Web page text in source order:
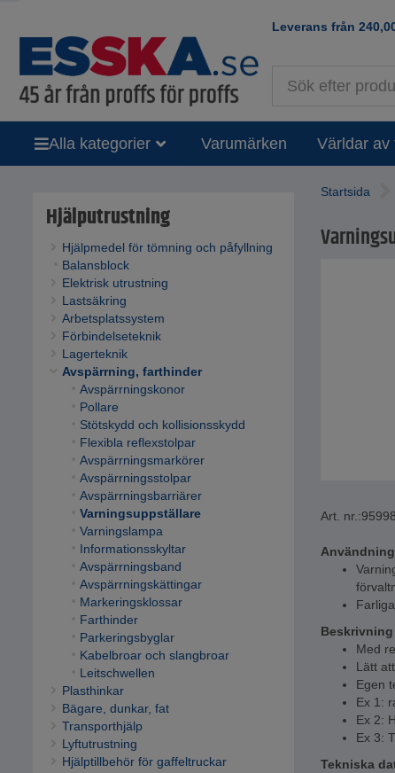
Leverans från
Alla kategorier Varumärken Världar av
Hjälputrustning
Hjälpmedel för tömning och påfyllning
Balansblock
Elektrisk utrustning
Lastsäkring
Arbetsplatssystem
Förbindelseteknik
Lagerteknik
Avspärrning, farthinder
Avspärrningskonor
Pollare
Stötskydd och kollisionsskydd
Flexibla reflexstolpar
Avspärrningsmarkörer
Avspärrningsstolpar
Avspärrningsbarriärer
Varningsuppställare
Varningslampa
Informationsskyltar
Avspärrningsband
Avspärrningskättingar
Markeringsklossar
Farthinder
Parkeringsbyglar
Kabelbroar och slangbroar
Leitschwellen
Plasthinkar
Bägare, dunkar, fat
Transporthjälp
Lyftutrustning
Hjälptillbehör för gaffeltruckar
Startsida
Art. nr.:
Beskrivning
Med
Lätt
Egen
Ex 1:
Ex 2:
Ex 3:
Tekniska